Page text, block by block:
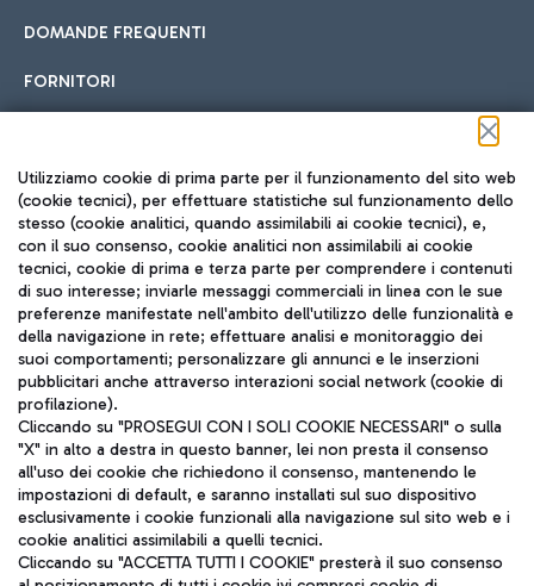
DOMANDE FREQUENTI
FORNITORI
Seguici sui social
TRAVEL JOURNAL
ITA
Aeroporti di Roma S.p.A. - Società soggetta a direzione e
coordinamento di Mundys S.p.A.
Utilizziamo cookie di prima parte per il funzionamento del sito web
(cookie tecnici), per effettuare statistiche sul funzionamento dello
stesso (cookie analitici, quando assimilabili ai cookie tecnici), e,
con il suo consenso, cookie analitici non assimilabili ai cookie
tecnici, cookie di prima e terza parte per comprendere i contenuti
di suo interesse; inviarle messaggi commerciali in linea con le sue
preferenze manifestate nell'ambito dell'utilizzo delle funzionalità e
della navigazione in rete; effettuare analisi e monitoraggio dei
suoi comportamenti; personalizzare gli annunci e le inserzioni
pubblicitari anche attraverso interazioni social network (cookie di
profilazione).
Cliccando su "PROSEGUI CON I SOLI COOKIE NECESSARI" o sulla
"X" in alto a destra in questo banner, lei non presta il consenso
all'uso dei cookie che richiedono il consenso, mantenendo le
impostazioni di default, e saranno installati sul suo dispositivo
esclusivamente i cookie funzionali alla navigazione sul sito web e i
cookie analitici assimilabili a quelli tecnici.
Cliccando su "ACCETTA TUTTI I COOKIE" presterà il suo consenso